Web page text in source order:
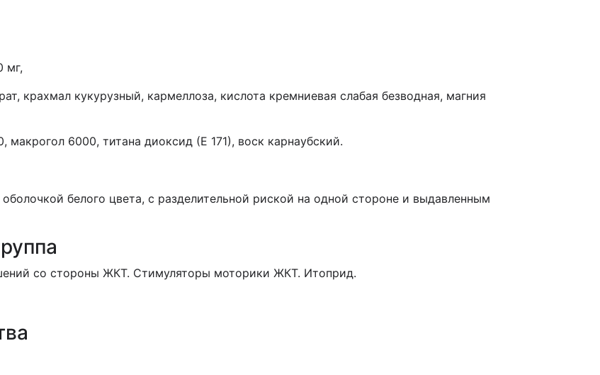
мг,
крахмал кукурузный, кармеллоза, кислота кремниевая слабая безводная, магния
макрогол 6000, титана диоксид (Е 171), воск карнаубский.
белого цвета, с разделительной риской на одной стороне и выдавленным
со стороны ЖКТ. Стимуляторы моторики ЖКТ. Итоприд.